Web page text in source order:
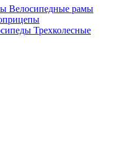
Велосипедные рамы
Трехколесные